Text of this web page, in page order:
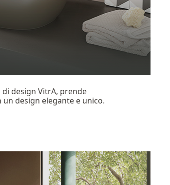
di design VitrA, prende
design elegante e unico.